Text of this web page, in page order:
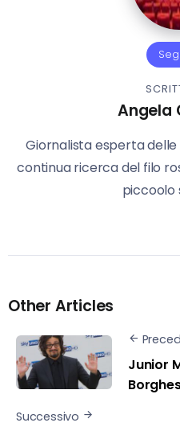
Angela
Giornalista esperta
continua ricerca del filo
piccoolo
Other Articles
Junior
Successivo